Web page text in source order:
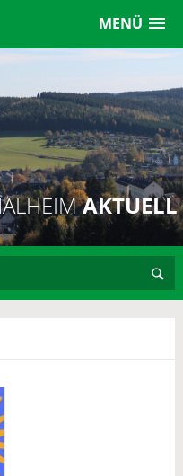
MENÜ
AKTUELL